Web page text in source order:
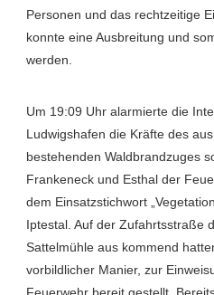
Personen und das rechtzeitige
konnte eine Ausbreitung und
werden.
Um 19:09 Uhr alarmierte die
Ludwigshafen die Kräfte des
bestehenden Waldbrandzuges
Frankeneck und Esthal der
dem Einsatzstichwort
Iptestal. Auf der Zufahrtsstraße
Sattelmühle aus kommend
vorbildlicher Manier, zur
Feuerwehr bereit gestellt.